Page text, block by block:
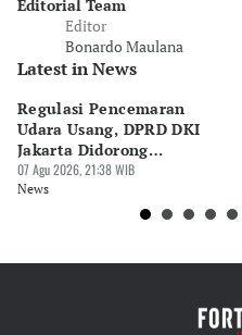
Editorial Team
Editor
Bonardo Maulana
Latest in News
Regulasi Pencemaran
Udara Usang, DPRD DKI
Jakarta Didorong
Prioritaskan Revisi Perda
07 Agu 2026, 21:38 WIB
News